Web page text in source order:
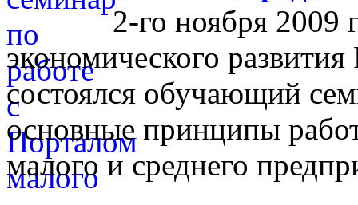
2-го ноября 2009
экономического
состоялся обучающий
основные принципы
малого и среднего